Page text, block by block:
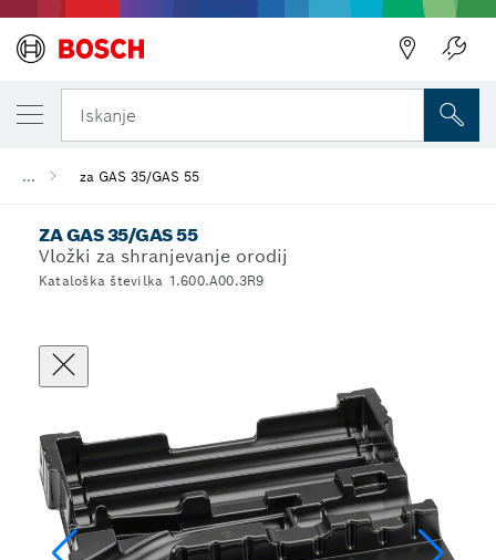
Iskanje
... za GAS 35/GAS 55
ZA GAS 35/GAS 55
Vložki za shranjevanje orodij
Kataloška številka 1.600.A00.3R9